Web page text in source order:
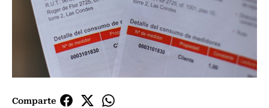
Comparte